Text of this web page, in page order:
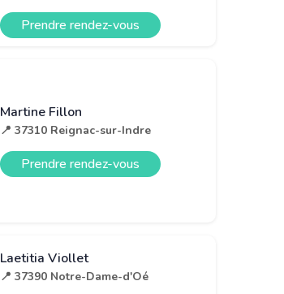
Prendre rendez-vous
Martine Fillon
📍 37310 Reignac-sur-Indre
Prendre rendez-vous
Laetitia Viollet
📍 37390 Notre-Dame-d'Oé